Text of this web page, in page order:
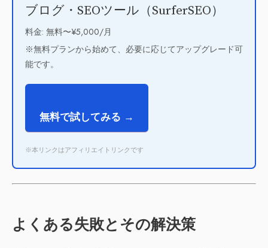
ブログ・SEOツール（SurferSEO）
料金: 無料〜¥5,000/月
※無料プランから始めて、必要に応じてアップグレード可
能です。
無料で試してみる →
※本リンクはアフィリエイトリンクです
よくある失敗とその解決策